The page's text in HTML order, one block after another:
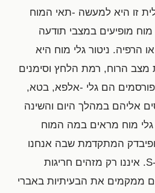
זו היא למעשה -תאי המוח
מופיעים במצבי תודעה
הרפיה. ניטור גלי מוח היא
הרוח, רמת הלחץ וסימנים
הם גלי -אלפא, בטא,
אליהם במהלך היום והשינה
גלי מוח מראים במה המוח
המתקדמת שבה אנחנו
עושים שימוש S-LORETA. איננו רק מזהים חריגות
ממקמים את הבעיתיות באברי